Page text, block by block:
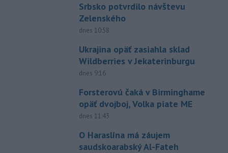
Srbsko potvrdilo návštevu
Zelenského
dnes 10:58
Ukrajina opäť zasiahla sklad
Wildberries v Jekaterinburgu
dnes 9:16
Forsterovú čaká v Birminghame
opäť dvojboj, Volka piate ME
dnes 11:43
O Haraslína má záujem
saudskoarabský Al-Fateh